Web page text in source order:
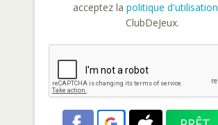
acceptez la politique d'utilisation
ClubDeJeux.